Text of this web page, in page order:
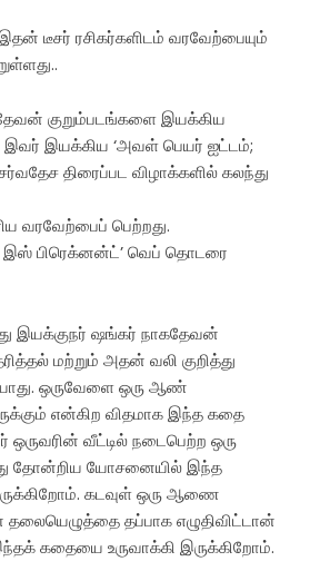
டீசர் ரசிகர்களிடம் வரவேற்பையும்
குறும்படங்களை இயக்கிய
இயக்கிய ‘அவள் பெயர் ஐட்டம்;
திரைப்பட விழாக்களில் கலந்து
வரவேற்பைப் பெற்றது.
பிரெக்னன்ட்’ வெப் தொடரை
இயக்குநர் ஷங்கர் நாகதேவன்
மற்றும் அதன் வலி குறித்து
ஒருவேளை ஒரு ஆண்
என்கிற விதமாக இந்த கதை
ஒருவரின் வீட்டில் நடைபெற்ற ஒரு
தோன்றிய யோசனையில் இந்த
கடவுள் ஒரு ஆணை
தப்பாக எழுதிவிட்டான்
கதையை உருவாக்கி இருக்கிறோம்.